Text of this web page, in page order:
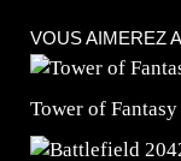
VOUS AIMEREZ
Tower of